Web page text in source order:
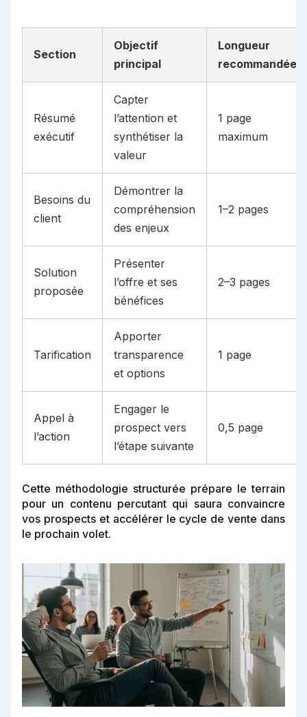
Section
Objectif
principal
Longueur
recommandée
Résumé
exécutif
Capter
l’attention et
synthétiser la
valeur
1 page
maximum
Besoins du
client
Démontrer la
compréhension
des enjeux
1–2 pages
Solution
proposée
Présenter
l’offre et ses
bénéfices
2–3 pages
Tarification
Apporter
transparence
et options
1 page
Appel à
l’action
Engager le
prospect vers
l’étape suivante
0,5 page
Cette méthodologie structurée prépare le terrain
pour un contenu percutant qui saura convaincre
vos prospects et accélérer le cycle de vente dans
le prochain volet.